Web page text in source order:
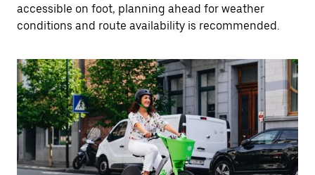
accessible on foot, planning ahead for weather
conditions and route availability is recommended.